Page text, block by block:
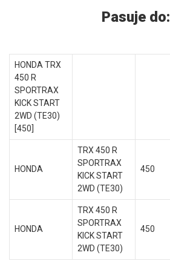
Pasuje do:
HONDA TRX
450 R
SPORTRAX
KICK START
2WD (TE30)
[450]
HONDA
TRX 450 R
SPORTRAX
KICK START
2WD (TE30)
450
HONDA
TRX 450 R
SPORTRAX
KICK START
2WD (TE30)
450